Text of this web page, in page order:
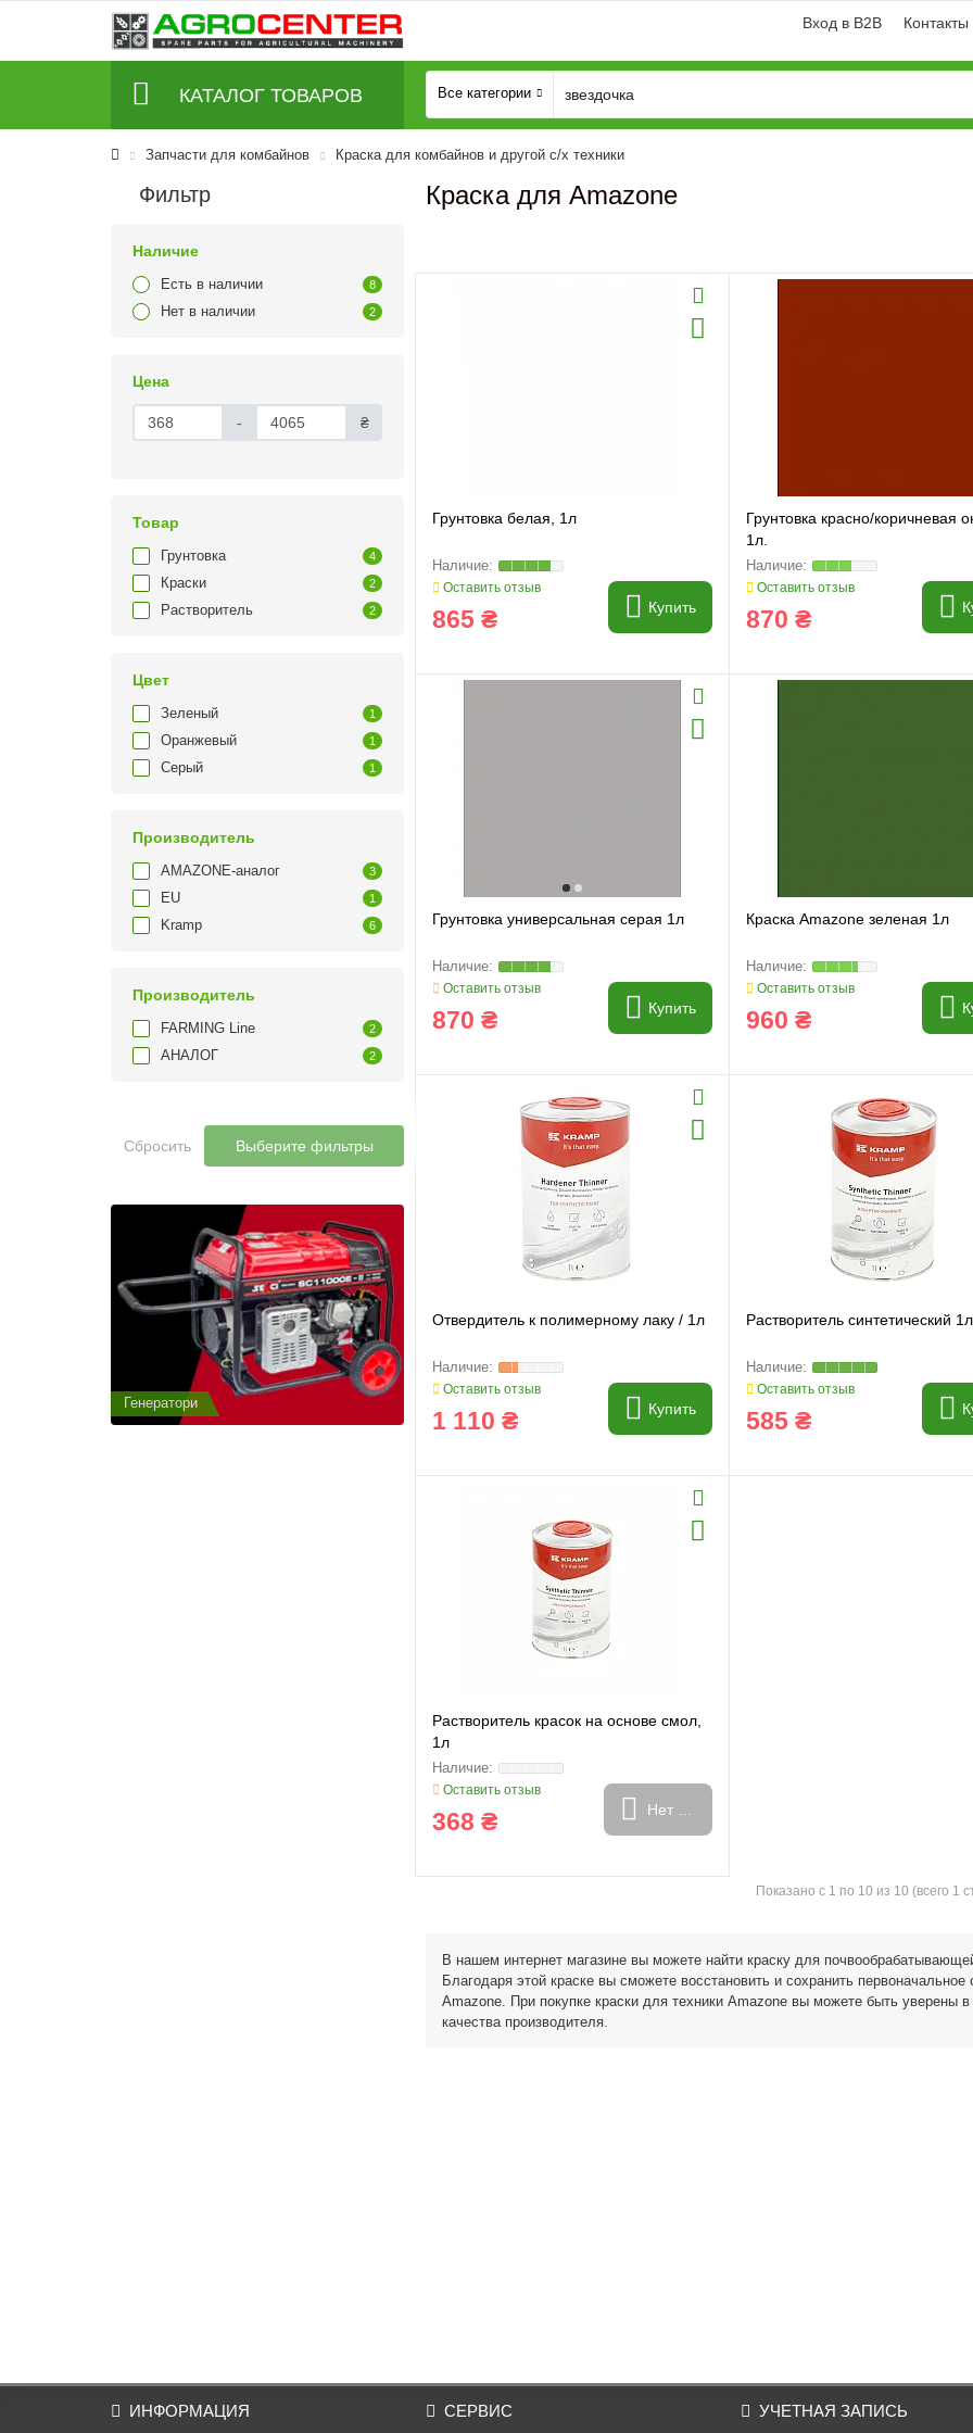
Вход в B2B Контакты
КАТАЛОГ ТОВАРОВ Все категории
Запчасти для комбайнов Краска для комбайнов и другой с/х техники
Фильтр
Наличие
Есть в наличии 8
Нет в наличии 2
Цена
- ₴
Товар
Грунтовка 4
Краски 2
Растворитель 2
Цвет
Зеленый 1
Оранжевый 1
Серый 1
Производитель
AMAZONE-аналог 3
EU 1
Kramp 6
Производитель
FARMING Line 2
АНАЛОГ 2
Сбросить Выберите фильтры
Генератори
Краска для Amazone
Грунтовка белая, 1л
Оставить отзыв
865 ₴ Купить
Грунтовка красно/коричневая
1л.
Оставить отзыв
870 ₴
Грунтовка универсальная серая 1л
Оставить отзыв
870 ₴ Купить
Краска Amazone зеленая 1л
Оставить отзыв
960 ₴
Отвердитель к полимерному лаку / 1л
Оставить отзыв
1 110 ₴ Купить
Растворитель синтетический 1л
Оставить отзыв
585 ₴
Растворитель красок на основе смол,
1л
Оставить отзыв
368 ₴ Нет в наличии
Показано с 1 по 10 из 10 (всего 1
В нашем интернет магазине вы можете найти краску для
Благодаря этой краске вы сможете восстановить и сохранить
Amazone. При покупке краски для техники Amazone вы можете быть уверены
качества производителя.
ИНФОРМАЦИЯ СЕРВИС УЧЕТНАЯ ЗАПИСЬ